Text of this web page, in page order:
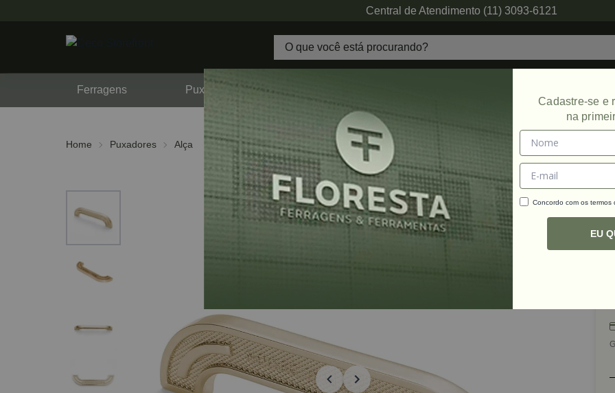
Central de Atendimento (11) 3093-6121
Ferragens Puxadores
Home Puxadores Alça
Cadastre-se e
na
Concordo com os termos
EU